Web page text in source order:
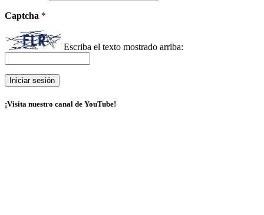
Captcha *
Escriba el texto mostrado arriba:
¡Visita nuestro canal de YouTube!